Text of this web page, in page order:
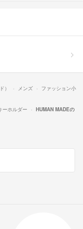
） メンズ
ファッション小
ーホルダー
HUMAN MADEの